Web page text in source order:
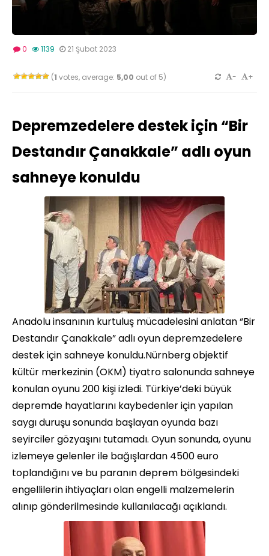
0 1139 21 Şubat 2023
(1 votes, average: 5,00 out of 5) +
-
Depremzedelere destek için “Bir
Destandır Çanakkale” adlı oyun
sahneye konuldu
Anadolu insanının kurtuluş mücadelesini anlatan “Bir
Destandır Çanakkale” adlı oyun depremzedelere
destek için sahneye konuldu.Nürnberg objektif
kültür merkezinin (OKM) tiyatro salonunda sahneye
konulan oyunu 200 kişi izledi. Türkiye’deki büyük
depremde hayatlarını kaybedenler için yapılan
saygı duruşu sonunda başlayan oyunda bazı
seyirciler gözyaşını tutamadı. Oyun sonunda, oyunu
izlemeye gelenler ile bağışlardan 4500 euro
toplandığını ve bu paranın deprem bölgesindeki
engellilerin ihtiyaçları olan engelli malzemelerin
alınıp gönderilmesinde kullanılacağı açıklandı.